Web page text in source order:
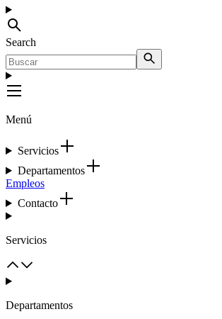
Search
Menú
Servicios
Departamentos
Empleos
Contacto
Servicios
Departamentos